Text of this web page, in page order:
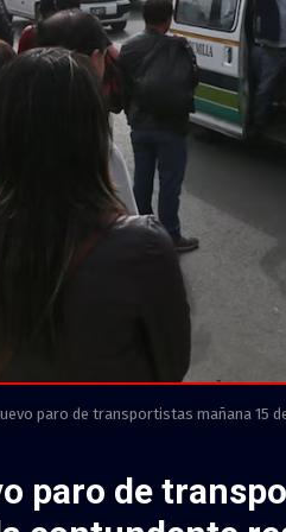
paro de transportistas mañana 15
paro de